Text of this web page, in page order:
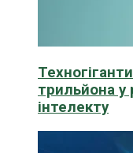
трильйона у
інтелекту